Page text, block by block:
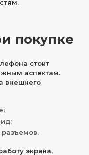
покупке
стоит
аспектам.
внешнего
экрана,